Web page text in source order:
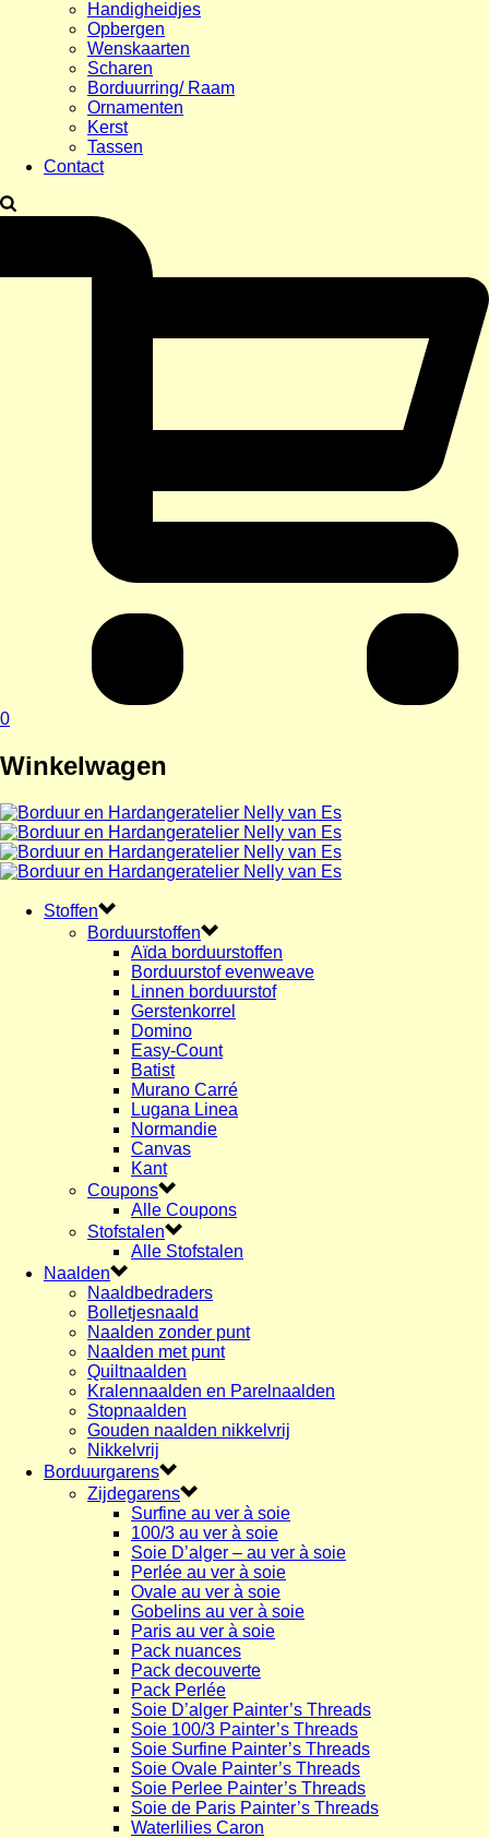
Handigheidjes
Opbergen
Wenskaarten
Scharen
Borduurring/ Raam
Ornamenten
Kerst
Tassen
Contact
0
Winkelwagen
Stoffen
Borduurstoffen
Aïda borduurstoffen
Borduurstof evenweave
Linnen borduurstof
Gerstenkorrel
Domino
Easy-Count
Batist
Murano Carré
Lugana Linea
Normandie
Canvas
Kant
Coupons
Alle Coupons
Stofstalen
Alle Stofstalen
Naalden
Naaldbedraders
Bolletjesnaald
Naalden zonder punt
Naalden met punt
Quiltnaalden
Kralennaalden en Parelnaalden
Stopnaalden
Gouden naalden nikkelvrij
Nikkelvrij
Borduurgarens
Zijdegarens
Surfine au ver à soie
100/3 au ver à soie
Soie D’alger – au ver à soie
Perlée au ver à soie
Ovale au ver à soie
Gobelins au ver à soie
Paris au ver à soie
Pack nuances
Pack decouverte
Pack Perlée
Soie D’alger Painter’s Threads
Soie 100/3 Painter’s Threads
Soie Surfine Painter’s Threads
Soie Ovale Painter’s Threads
Soie Perlee Painter’s Threads
Soie de Paris Painter’s Threads
Waterlilies Caron